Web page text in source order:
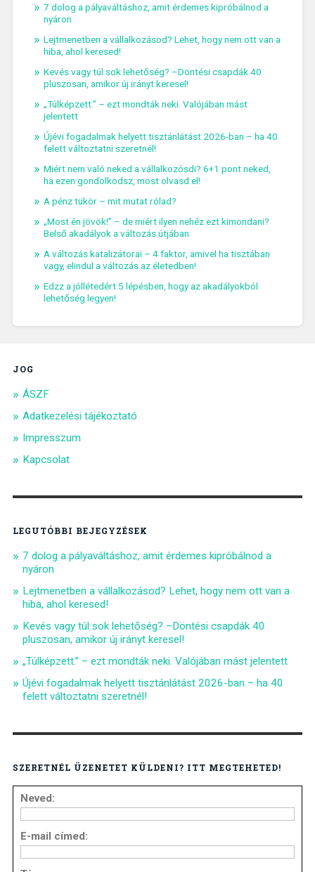
7 dolog a pályaváltáshoz, amit érdemes kipróbálnod a
nyáron
Lejtmenetben a vállalkozásod? Lehet, hogy nem ott van a
hiba, ahol keresed!
Kevés vagy túl sok lehetőség? –Döntési csapdák 40
pluszosan, amikor új irányt keresel!
„Túlképzett.” – ezt mondták neki. Valójában mást
jelentett
Újévi fogadalmak helyett tisztánlátást 2026-ban – ha 40
felett változtatni szeretnél!
Miért nem való neked a vállalkozósdi? 6+1 pont neked,
ha ezen gondolkodsz, most olvasd el!
A pénz tükör – mit mutat rólad?
„Most én jövök!” – de miért ilyen nehéz ezt kimondani?
Belső akadályok a változás útjában
A változás katalizátorai – 4 faktor, amivel ha tisztában
vagy, elindul a változás az életedben!
Edzz a jóllétedért 5 lépésben, hogy az akadályokból
lehetőség legyen!
JOG
ÁSZF
Adatkezelési tájékoztató
Impresszum
Kapcsolat
LEGUTÓBBI BEJEGYZÉSEK
7 dolog a pályaváltáshoz, amit érdemes kipróbálnod a
nyáron
Lejtmenetben a vállalkozásod? Lehet, hogy nem ott van a
hiba, ahol keresed!
Kevés vagy túl sok lehetőség? –Döntési csapdák 40
pluszosan, amikor új irányt keresel!
„Túlképzett.” – ezt mondták neki. Valójában mást jelentett
Újévi fogadalmak helyett tisztánlátást 2026-ban – ha 40
felett változtatni szeretnél!
SZERETNÉL ÜZENETET KÜLDENI? ITT MEGTEHETED!
Neved:
E-mail címed: